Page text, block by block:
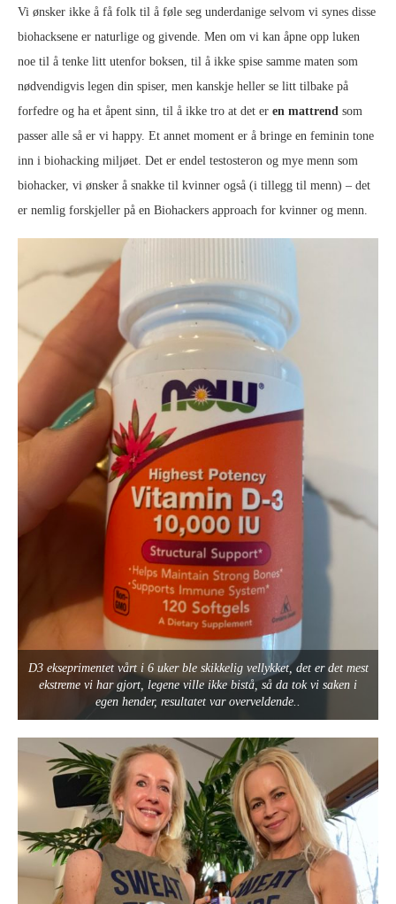
Vi ønsker ikke å få folk til å føle seg underdanige selvom vi synes disse
biohacksene er naturlige og givende. Men om vi kan åpne opp luken
noe til å tenke litt utenfor boksen, til å ikke spise samme maten som
nødvendigvis legen din spiser, men kanskje heller se litt tilbake på
forfedre og ha et åpent sinn, til å ikke tro at det er en mattrend som
passer alle så er vi happy. Et annet moment er å bringe en feminin tone
inn i biohacking miljøet. Det er endel testosteron og mye menn som
biohacker, vi ønsker å snakke til kvinner også (i tillegg til menn) – det
er nemlig forskjeller på en Biohackers approach for kvinner og menn.
D3 ekseprimentet vårt i 6 uker ble skikkelig vellykket, det er det mest
ekstreme vi har gjort, legene ville ikke bistå, så da tok vi saken i
egen hender, resultatet var overveldende..